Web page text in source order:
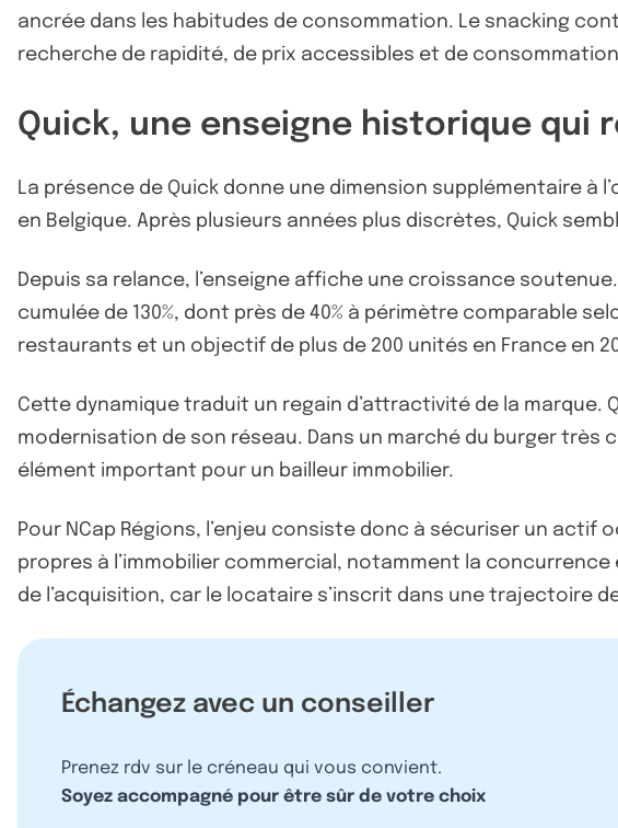
ancrée dans les habitudes de consommation. Le snacking
recherche de rapidité, de prix accessibles et de
Quick, une enseigne historique qui
La présence de Quick donne une dimension supplémentaire à
en Belgique. Après plusieurs années plus discrètes, Quick
Depuis sa relance, l’enseigne affiche une croissance
cumulée de 130%, dont près de 40% à périmètre comparable
restaurants et un objectif de plus de 200 unités en France en
Cette dynamique traduit un regain d’attractivité de la
modernisation de son réseau. Dans un marché du burger
élément important pour un bailleur immobilier.
Pour NCap Régions, l’enjeu consiste donc à sécuriser un actif
propres à l’immobilier commercial, notamment la
de l’acquisition, car le locataire s’inscrit dans une trajectoire
Échangez avec un conseiller
Prenez rdv sur le créneau qui vous convient.
Soyez accompagné pour être sûr de votre choix